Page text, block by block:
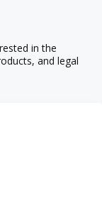
in the
and legal